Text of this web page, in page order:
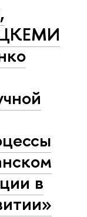
ЦКЕМИ
в